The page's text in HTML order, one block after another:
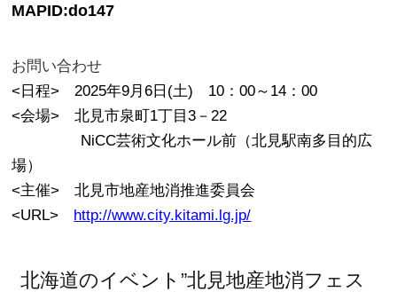
MAPID:do147
お問い合わせ
<日程> 2025年9月6日(土) 10：00～14：00
<会場> 北見市泉町1丁目3－22
NiCC芸術文化ホール前（北見駅南多目的広
場）
<主催> 北見市地産地消推進委員会
<URL> http://www.city.kitami.lg.jp/
北海道のイベント”北見地産地消フェス